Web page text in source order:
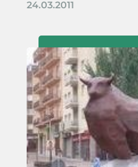
24.03.2011